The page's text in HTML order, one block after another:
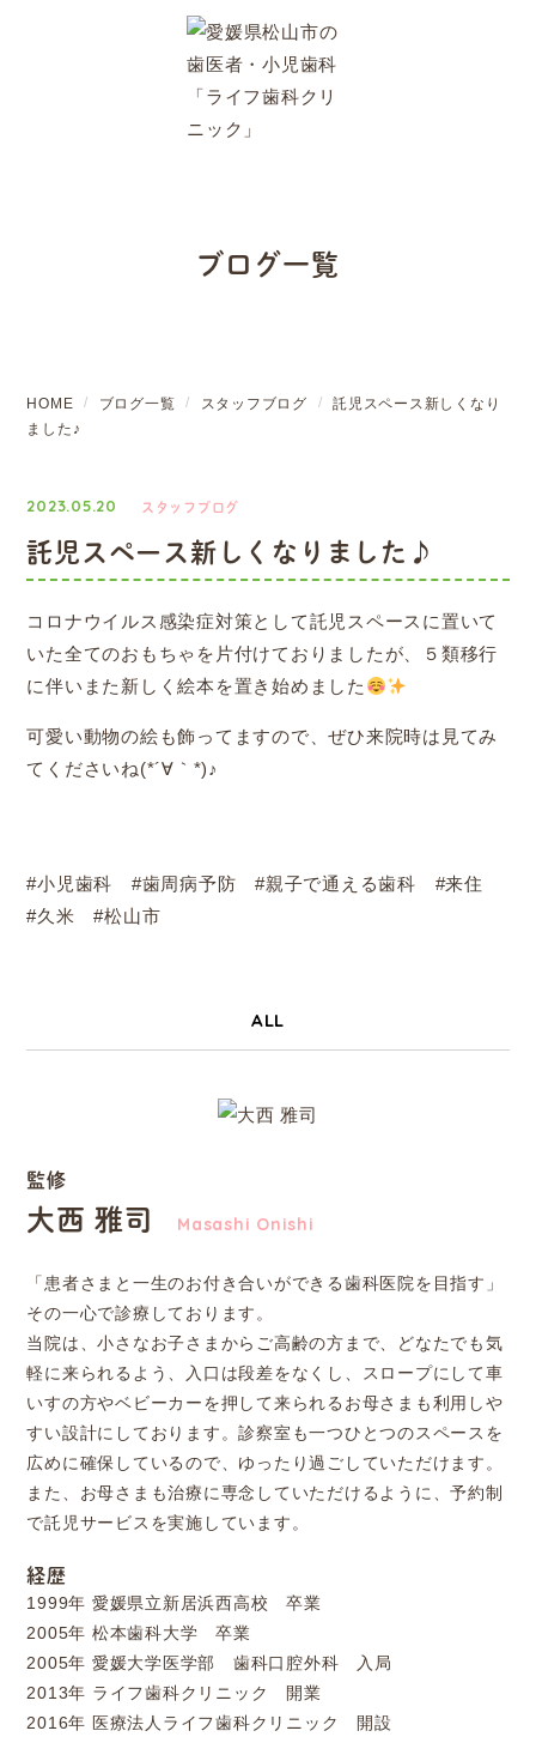
ブログ一覧
HOME ブログ一覧 スタッフブログ
託児スペース新しくなり
ました♪
2023.05.20 スタッフブログ
託児スペース新しくなりました♪
コロナウイルス感染症対策として託児スペースに置いて
いた全てのおもちゃを片付けておりましたが、５類移行
に伴いまた新しく絵本を置き始めました
可愛い動物の絵も飾ってますので、ぜひ来院時は見てみ
てくださいね(*´∀｀*)♪
#小児歯科 #歯周病予防 #親子で通える歯科 #来住
#久米 #松山市
ALL
監修
大西 雅司 Masashi Onishi
「患者さまと一生のお付き合いができる歯科医院を目指す」
その一心で診療しております。
当院は、小さなお子さまからご高齢の方まで、どなたでも気
軽に来られるよう、入口は段差をなくし、スロープにして車
いすの方やベビーカーを押して来られるお母さまも利用しや
すい設計にしております。診察室も一つひとつのスペースを
広めに確保しているので、ゆったり過ごしていただけます。
また、お母さまも治療に専念していただけるように、予約制
で託児サービスを実施しています。
経歴
1999年 愛媛県立新居浜西高校 卒業
2005年 松本歯科大学 卒業
2005年 愛媛大学医学部 歯科口腔外科 入局
2013年 ライフ歯科クリニック 開業
2016年 医療法人ライフ歯科クリニック 開設